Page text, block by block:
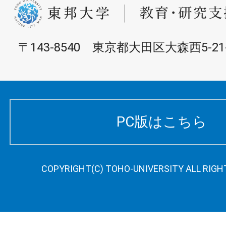
〒143-8540 東京都大田区大森西5-
PC版はこちら
COPYRIGHT(C) TOHO-UNIVERSITY ALL